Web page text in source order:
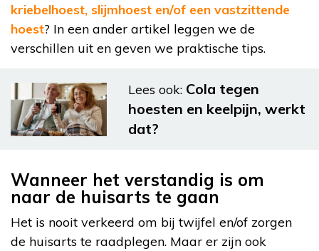
kriebelhoest, slijmhoest en/of een vastzittende
hoest? In een ander artikel leggen we de
verschillen uit en geven we praktische tips.
Lees ook: Cola tegen
hoesten en keelpijn, werkt
dat?
Wanneer het verstandig is om
naar de huisarts te gaan
Het is nooit verkeerd om bij twijfel en/of zorgen
de huisarts te raadplegen. Maar er zijn ook